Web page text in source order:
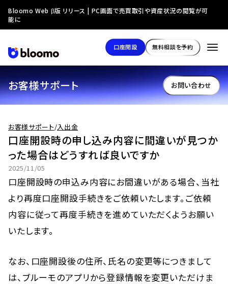
お客様サポート お問い合わせ
お客様サポート/入出金
口座開設時の申し込み内容に間違いが見つか
った場合はどうすれば良いですか
2025/11/05
口座開設時の申込み内容にお間違いがある場合、当社
より再度口座開設手続きをご依頼いたします。ご依頼
内容に従って再度手続きを進めていただくようお願い
いたします。
なお、口座開設後の住所、氏名の変更等につきまして
は、ブルーモのアプリから登録情報を変更いただけま
Bloomo Web β版 リリース | PC画面で売買取引や資産状況の閲覧が可
能に
口座開設 無料相談を予約